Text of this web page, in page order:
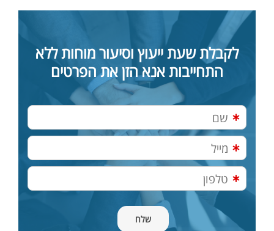
לקבלת שעת ייעוץ וסיעור מוחות ללא
התחייבות אנא הזן את הפרטים